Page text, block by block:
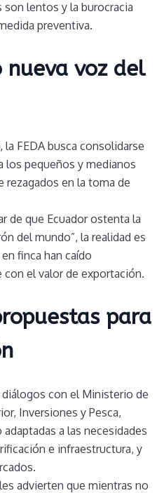
lentos y la burocracia
preventiva.
nueva voz del
FEDA busca consolidarse
los pequeños y medianos
en la toma de
de que Ecuador ostenta la
del mundo”, la realidad es
finca han caído
el valor de exportación.
para
con el Ministerio de
Inversiones y Pesca,
a las necesidades
e infraestructura, y
advierten que mientras no